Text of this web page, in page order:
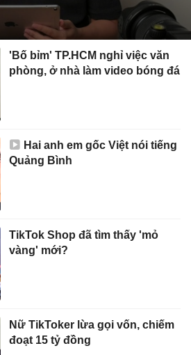
'Bố bỉm' TP.HCM nghỉ việc văn
phòng, ở nhà làm video bóng đá
Hai anh em gốc Việt nói tiếng
Quảng Bình
TikTok Shop đã tìm thấy 'mỏ
vàng' mới?
Nữ TikToker lừa gọi vốn, chiếm
đoạt 15 tỷ đồng